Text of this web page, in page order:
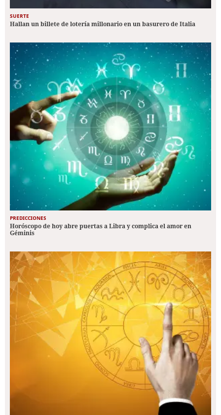
SUERTE
Hallan un billete de lotería millonario en un basurero de Italia
PREDICCIONES
Horóscopo de hoy abre puertas a Libra y complica el amor en
Géminis